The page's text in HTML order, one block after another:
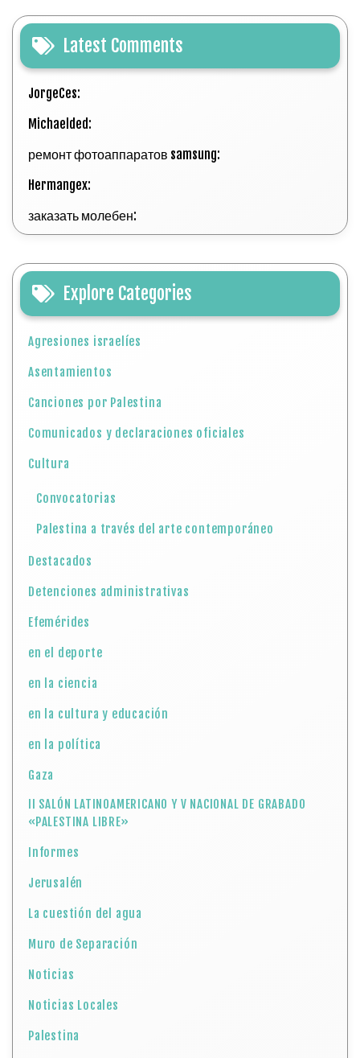
Latest Comments
JorgeCes:
Michaelded:
ремонт фотоаппаратов samsung:
Hermangex:
заказать молебен:
Explore Categories
Agresiones israelíes
Asentamientos
Canciones por Palestina
Comunicados y declaraciones oficiales
Cultura
Convocatorias
Palestina a través del arte contemporáneo
Destacados
Detenciones administrativas
Efemérides
en el deporte
en la ciencia
en la cultura y educación
en la política
Gaza
II SALÓN LATINOAMERICANO Y V NACIONAL DE GRABADO
«PALESTINA LIBRE»
Informes
Jerusalén
La cuestión del agua
Muro de Separación
Noticias
Noticias Locales
Palestina